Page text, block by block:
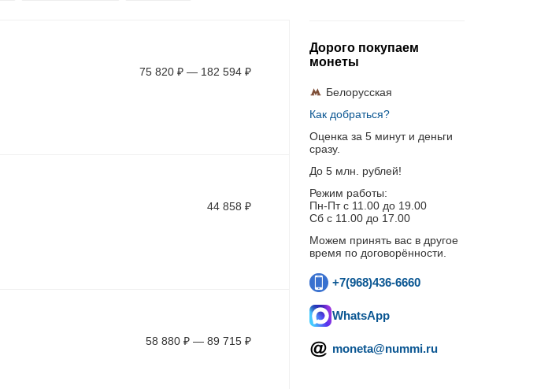
75 820 ₽ — 182 594 ₽
44 858 ₽
58 880 ₽ — 89 715 ₽
Дорого покупаем
монеты
Белорусская
Как добраться?
Оценка за 5 минут и деньги
сразу.
До 5 млн. рублей!
Режим работы:
Пн-Пт c 11.00 до 19.00
Сб с 11.00 до 17.00
Можем принять вас в другое
время по договорённости.
+7(968)436-6660
WhatsApp
moneta@nummi.ru